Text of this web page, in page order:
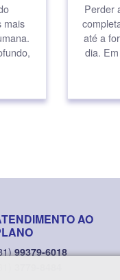
mais
Perder
até a
dia.
AO
99379-6018